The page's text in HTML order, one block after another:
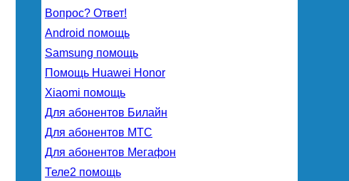
Вопрос? Ответ!
Android помощь
Samsung помощь
Помощь Huawei Honor
Xiaomi помощь
Для абонентов Билайн
Для абонентов МТС
Для абонентов Мегафон
Теле2 помощь